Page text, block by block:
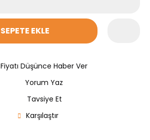
SEPETE EKLE
Fiyatı Düşünce Haber Ver
Yorum Yaz
Tavsiye Et
Karşılaştır